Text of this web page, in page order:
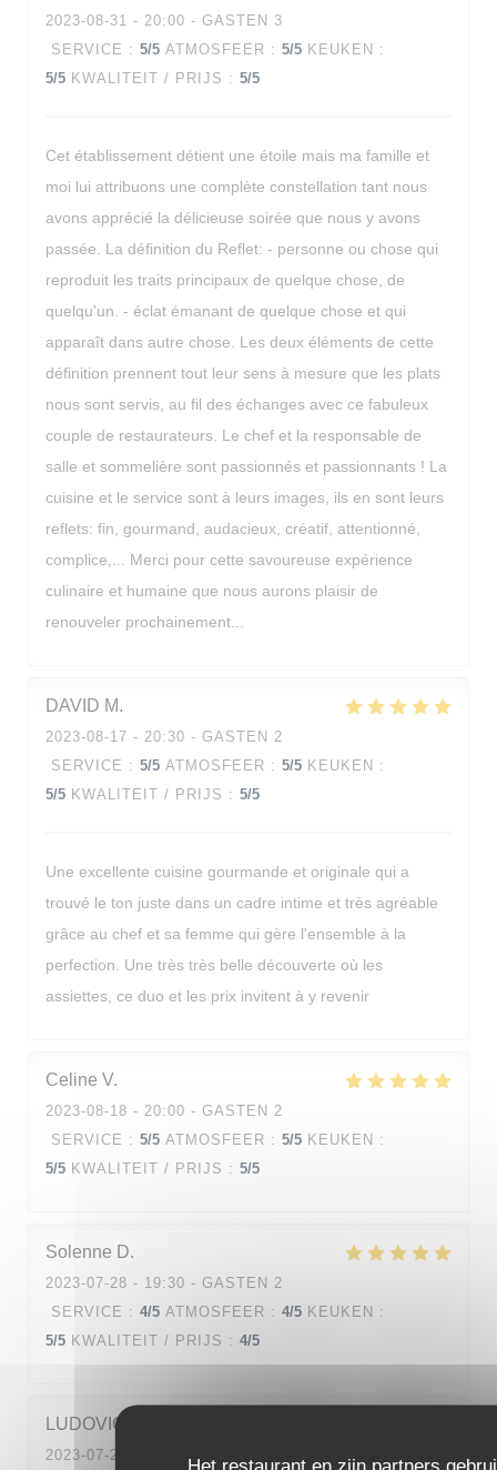
Het restaurant en zijn partners
2023-08-31 - 20:00 - GASTEN 3
SERVICE : 5/5 ATMOSFEER : 5/5 KEUKEN :
5/5 KWALITEIT / PRIJS : 5/5
Cet établissement détient une étoile mais ma famille et
moi lui attribuons une complète constellation tant nous
avons apprécié la délicieuse soirée que nous y avons
passée. La définition du Reflet: - personne ou chose qui
reproduit les traits principaux de quelque chose, de
quelqu'un. - éclat émanant de quelque chose et qui
apparaît dans autre chose. Les deux éléments de cette
définition prennent tout leur sens à mesure que les plats
nous sont servis, au fil des échanges avec ce fabuleux
couple de restaurateurs. Le chef et la responsable de
salle et sommelière sont passionnés et passionnants ! La
cuisine et le service sont à leurs images, ils en sont leurs
reflets: fin, gourmand, audacieux, créatif, attentionné,
complice,... Merci pour cette savoureuse expérience
culinaire et humaine que nous aurons plaisir de
renouveler prochainement...
DAVID M
2023-08-17 - 20:30 - GASTEN 2
SERVICE : 5/5 ATMOSFEER : 5/5 KEUKEN :
5/5 KWALITEIT / PRIJS : 5/5
Une excellente cuisine gourmande et originale qui a
trouvé le ton juste dans un cadre intime et très agréable
grâce au chef et sa femme qui gère l'ensemble à la
perfection. Une très très belle découverte où les
assiettes, ce duo et les prix invitent à y revenir
Celine V
2023-08-18 - 20:00 - GASTEN 2
SERVICE : 5/5 ATMOSFEER : 5/5 KEUKEN :
5/5 KWALITEIT / PRIJS : 5/5
Solenne D
2023-07-28 - 19:30 - GASTEN 2
SERVICE : 4/5 ATMOSFEER : 4/5 KEUKEN :
5/5 KWALITEIT / PRIJS : 4/5
LUDOVIC
2023-07-28 - 20:30 - GASTEN 2
Les Reflets